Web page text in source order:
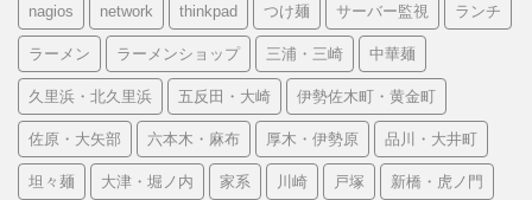
nagios network thinkpad つけ麺 サーバー監視 ランチ
ラーメン ラーメンショップ 三浦・三崎 中華麺
久里浜・北久里浜 五反田・大崎 伊勢佐木町・黄金町
佐原・大矢部 六本木・麻布 厚木・伊勢原 品川・大井町
坦々麺 大津・堀ノ内 家系 川崎 戸塚 新橋・虎ノ門